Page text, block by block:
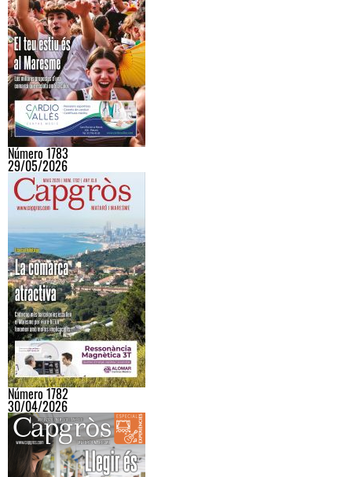
Número 1783
29/05/2026
Número 1782
30/04/2026